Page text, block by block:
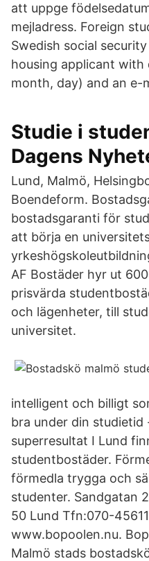
att uppge
mejladress. Foreign
Swedish social
housing applicant
month, day) and an e-
Studie i
Dagens
Lund, Malmö,
Boendeform.
bostadsgaranti för
att börja en
AF Bostäder hyr ut
prisvärda
och lägenheter, till
universitet.
intelligent och billigt
bra under din studietid
superresultat I Lund
studentbostäder.
förmedla trygga och
studenter. Sandgatan
50 Lund Tfn:070-
www.bopoolen.nu.
Malmö stads